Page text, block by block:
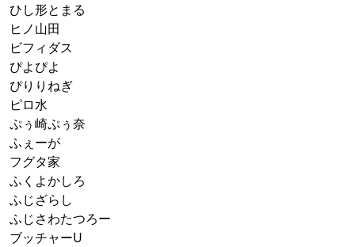
ひし形とまる
ヒノ山田
ビフィダス
ぴよぴよ
ぴりりねぎ
ピロ水
ぷぅ崎ぷぅ奈
ふぇーが
フグタ家
ふくよかしろ
ふじざらし
ふじさわたつろー
ブッチャーU